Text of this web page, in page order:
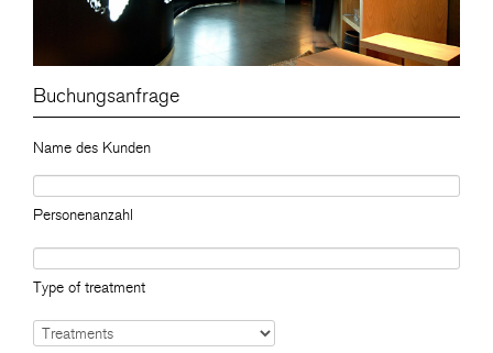
Sonderangebote
Standort
ENG / ESP /DEU/ FRA / CAT
Buchungsanfrage
Name des Kunden
Personenanzahl
Type of treatment